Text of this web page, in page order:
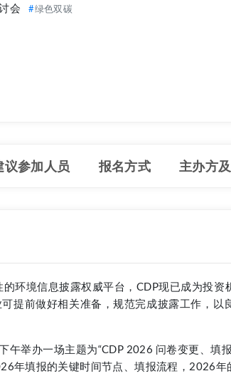
会 绿色双碳
议参加人员 报名方式 主办方
环境信息披露权威平台，CDP现已成为投
提前做好相关准备，规范完成披露工作，
举办一场主题为“CDP 2026 问卷变更、填
年填报的关键时间节点、填报流程，2026